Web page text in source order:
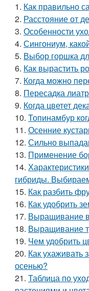
1. Как правильно
2. Расстояние от
3. Особенности
4. Сингониум,
5. Выбор горшка
6. Как вырастить
7. Когда можно
8. Пересадка
9. Когда цветет
10. Топинамбур
11. Осенние
12. Сильно
13. Применение
14.
гибриды.
15. Как разбить
16. Как удобрить
17. Выращивание
18. Выращивание
19. Чем удобрить
20. Как ухаживать
осенью?
21. Таблица по